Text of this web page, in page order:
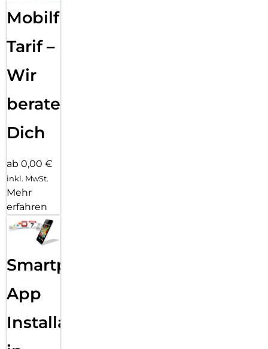
Mobilfunk
Tarif –
Wir
beraten
Dich
ab 0,00 €
inkl. MwSt.
Mehr
erfahren
Smartphone
App
Installation